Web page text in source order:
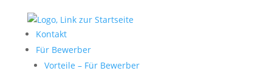
Kontakt
Für Bewerber
Vorteile – Für Bewerber